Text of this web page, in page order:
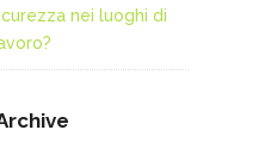
nei luoghi di